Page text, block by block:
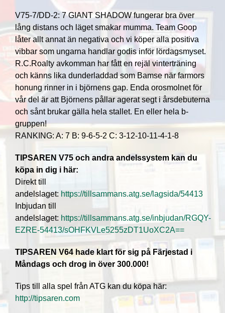
V75-7/DD-2: 7 GIANT SHADOW fungerar bra över
lång distans och läget smakar mumma. Team Goop
låter allt annat än negativa och vi köper alla positiva
vibbar som ungarna handlar godis inför lördagsmyset.
R.C.Roalty avkomman har fått en rejäl vinterträning
och känns lika dunderladdad som Bamse när farmors
honung rinner in i björnens gap. Enda orosmolnet för
vår del är att Björnens pållar agerat segt i årsdebuterna
och sånt brukar gälla hela stallet. En eller hela b-
gruppen!
RANKING: A: 7 B: 9-6-5-2 C: 3-12-10-11-4-1-8
TIPSAREN V75 och andra andelssystem kan du
köpa in dig i här:
Direkt till
andelslaget: https://tillsammans.atg.se/lagsida/54413
Inbjudan till
andelslaget: https://tillsammans.atg.se/inbjudan/RGQY-
EZRE-54413/sOHFKVLe5255zDT1UoXC2A==
TIPSAREN V64 hade klart för sig på Färjestad i
Måndags och drog in över 300.000!
Tips till alla spel från ATG kan du köpa här:
http://tipsaren.com